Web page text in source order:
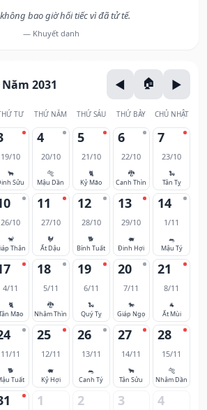
bao giờ hối tiếc vì đã tử tế.
— Khuyết danh
2031
TƯ THỨ NĂM THỨ SÁU THỨ BẢY CHỦ NHẬT
19/10
🐂
Sửu
4
20/10
🐅
Mậu Dần
5
21/10
🐈
Kỷ Mão
6
22/10
🐉
Canh Thìn
7
23/10
🐍
Tân Tỵ
26/10
🐒
Thân
11
27/10
🐓
Ất Dậu
12
28/10
🐕
Bính Tuất
13
29/10
🐖
Đinh Hợi
14
1/11
🐀
Mậu Tý
4/11
🐈
Mão
18
5/11
🐉
Nhâm Thìn
19
6/11
🐍
Quý Tỵ
20
7/11
🐎
Giáp Ngọ
21
8/11
🐐
Ất Mùi
11/11
🐕
Tuất
25
12/11
🐖
Kỷ Hợi
26
13/11
🐀
Canh Tý
27
14/11
🐂
Tân Sửu
28
15/11
🐅
Nhâm Dần
1 2 3 4